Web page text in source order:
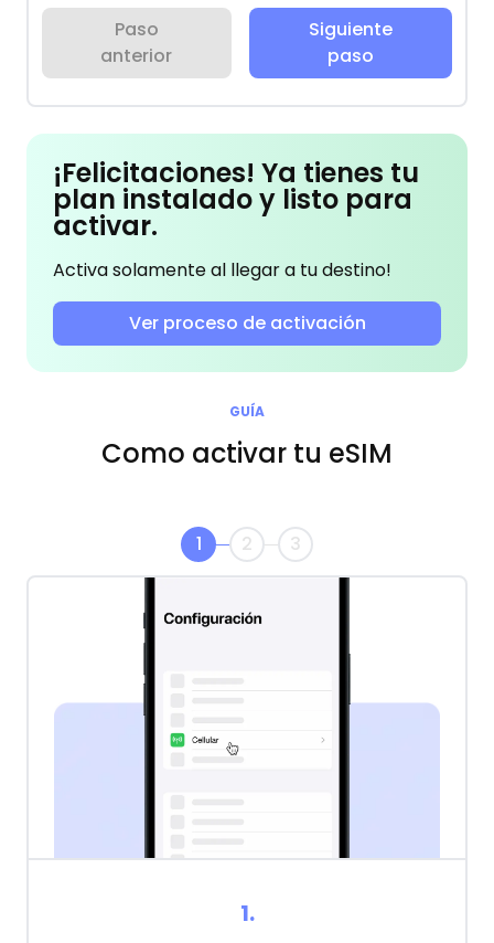
Paso
anterior
Siguiente
paso
¡Felicitaciones! Ya tienes tu
plan instalado y listo para
activar.
Activa solamente al llegar a tu destino!
Ver proceso de activación
GUÍA
Como activar tu eSIM
1 2 3
1.